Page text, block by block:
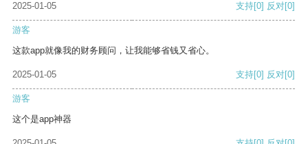
2025-01-05 支持[0] 反对[0]
游客
这款app就像我的财务顾问，让我能够省钱又省心。
2025-01-05 支持[0] 反对[0]
游客
这个是app神器